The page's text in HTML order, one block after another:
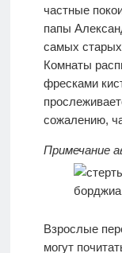
частные
папы
самых старых
Комнаты
фресками
сожалению,
Примечание
Взрослые
могут